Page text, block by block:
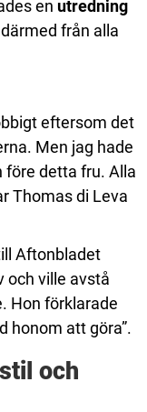
en utredning
från alla
eftersom det
Men jag hade
före detta fru. Alla
Thomas di Leva
Aftonbladet
och ville avstå
Hon förklarade
honom att göra”.
och